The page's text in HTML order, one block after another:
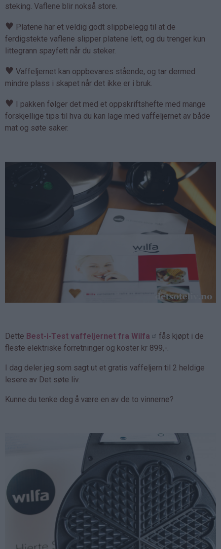
steking. Vaflene blir nokså store.
♥ Platene har et veldig godt slippbelegg til at de
ferdigstekte vaflene slipper platene lett, og du trenger kun
littegrann spayfett når du steker.
♥ Vaffeljernet kan oppbevares stående, og tar dermed
mindre plass i skapet når det ikke er i bruk.
♥ I pakken følger det med et oppskriftshefte med mange
forskjellige tips til hva du kan lage med vaffeljernet av både
mat og søte saker.
Dette Best-i-Test vaffeljernet fra Wilfa
fås kjøpt i de
fleste elektriske forretninger og koster kr 899,-.
I dag deler jeg som sagt ut et gratis vaffeljern til 2 heldige
lesere av Det søte liv.
Kunne du tenke deg å være en av de to vinnerne?